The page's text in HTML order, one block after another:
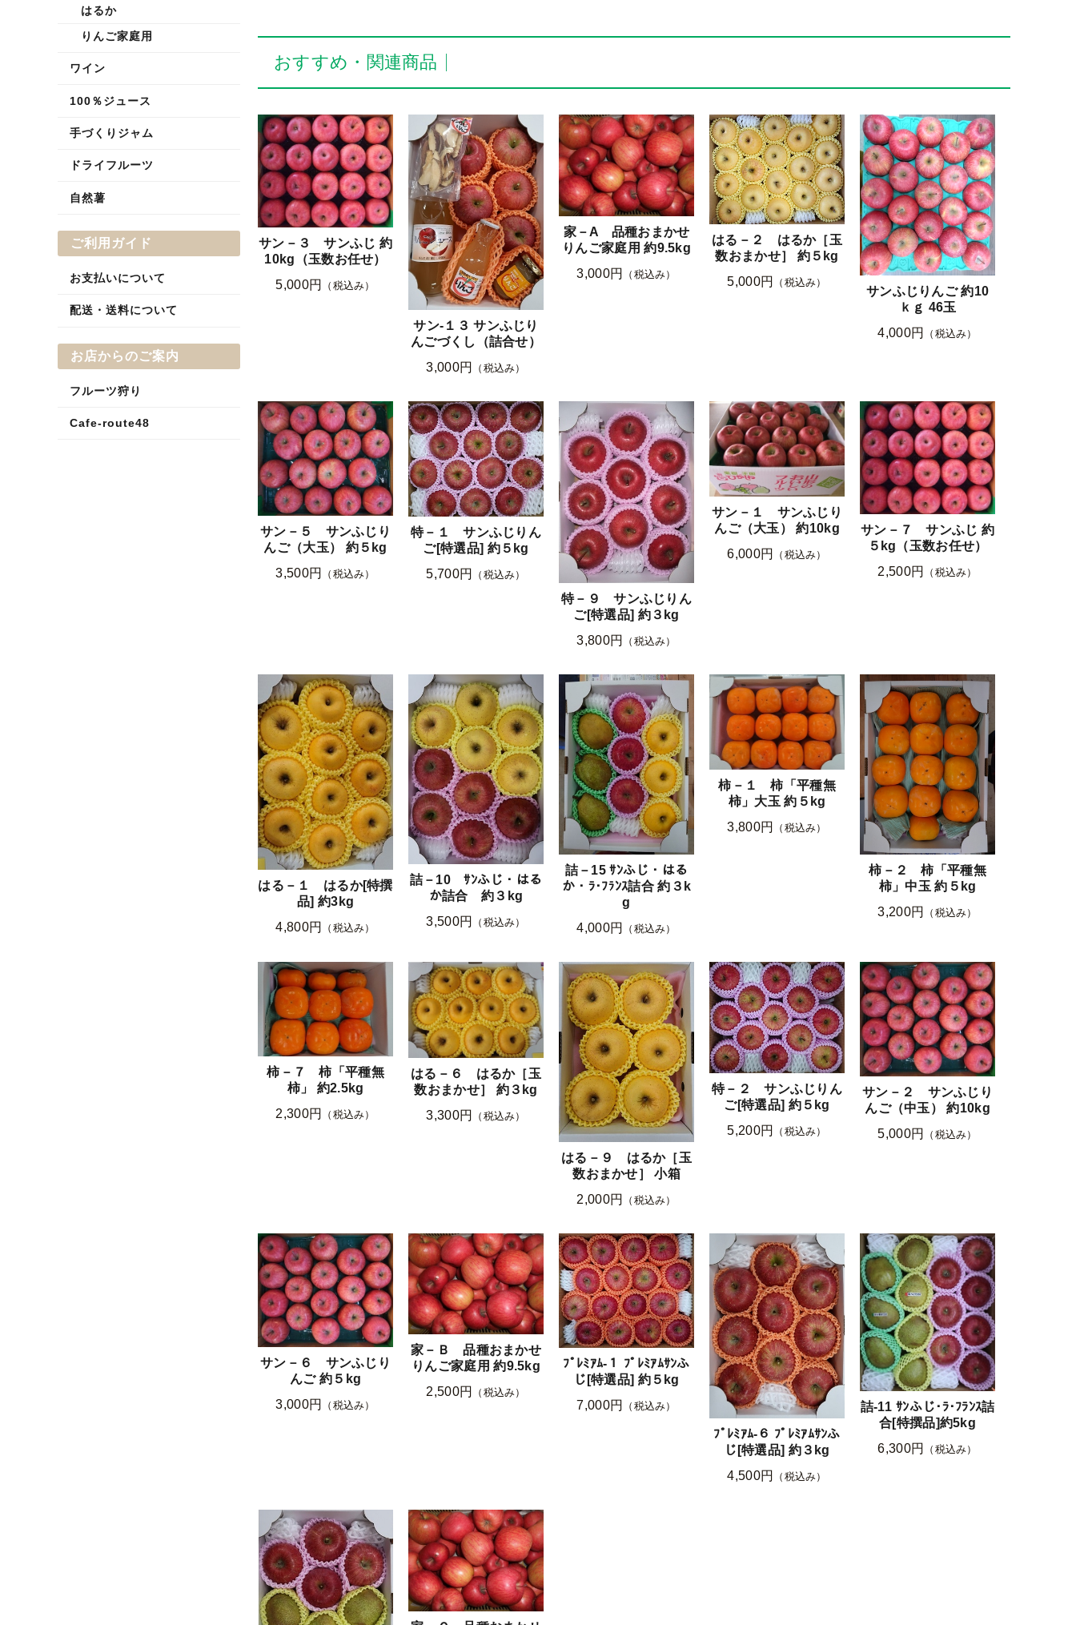
おすすめ・関連商品
サン－３ サンふじ 約
10kg（玉数お任せ）
5,000円
（税込み）
サン-１３ サンふじり
んごづくし（詰合せ）
3,000円
（税込み）
家－A 品種おまかせ
りんご家庭用 約9.5kg
3,000円
（税込み）
はる－２ はるか［玉
数おまかせ］ 約５kg
5,000円
（税込み）
サンふじりんご 約10
ｋｇ 46玉
4,000円
（税込み）
サン－５ サンふじり
んご（大玉） 約５kg
3,500円
（税込み）
特－１ サンふじりん
ご[特選品] 約５kg
5,700円
（税込み）
特－９ サンふじりん
ご[特選品] 約３kg
3,800円
（税込み）
サン－１ サンふじり
んご（大玉） 約10kg
6,000円
（税込み）
サン－７ サンふじ 約
５kg（玉数お任せ）
2,500円
（税込み）
はる－１ はるか[特撰
品] 約3kg
4,800円
（税込み）
詰－10 ｻﾝふじ・はる
か詰合 約３kg
3,500円
（税込み）
詰－15 ｻﾝふじ・はる
か・ﾗ･ﾌﾗﾝｽ詰合 約３k
g
4,000円
（税込み）
柿－１ 柿「平種無
柿」大玉 約５kg
3,800円
（税込み）
柿－２ 柿「平種無
柿」中玉 約５kg
3,200円
（税込み）
柿－７ 柿「平種無
柿」 約2.5kg
2,300円
（税込み）
はる－６ はるか［玉
数おまかせ］ 約３kg
3,300円
（税込み）
はる－９ はるか［玉
数おまかせ］ 小箱
2,000円
（税込み）
特－２ サンふじりん
ご[特選品] 約５kg
5,200円
（税込み）
サン－２ サンふじり
んご（中玉） 約10kg
5,000円
（税込み）
サン－６ サンふじり
んご 約５kg
3,000円
（税込み）
家－Ｂ 品種おまかせ
りんご家庭用 約9.5kg
2,500円
（税込み）
ﾌﾟﾚﾐｱﾑ-１ ﾌﾟﾚﾐｱﾑｻﾝふ
じ[特選品] 約５kg
7,000円
（税込み）
ﾌﾟﾚﾐｱﾑ-６ ﾌﾟﾚﾐｱﾑｻﾝふ
じ[特選品] 約３kg
4,500円
（税込み）
詰-11 ｻﾝふじ･ﾗ･ﾌﾗﾝｽ詰
合[特撰品]約5kg
6,300円
（税込み）
はるか
りんご家庭用
ワイン
100％ジュース
手づくりジャム
ドライフルーツ
自然薯
ご利用ガイド
お支払いについて
配送・送料について
お店からのご案内
フルーツ狩り
Cafe-route48